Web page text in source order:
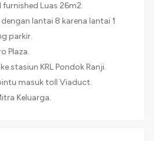
furnished Luas 26m2.
lantai 8 karena lantai 1
parkir.
Plaza.
stasiun KRL Pondok Ranji.
masuk toll Viaduct.
Keluarga.